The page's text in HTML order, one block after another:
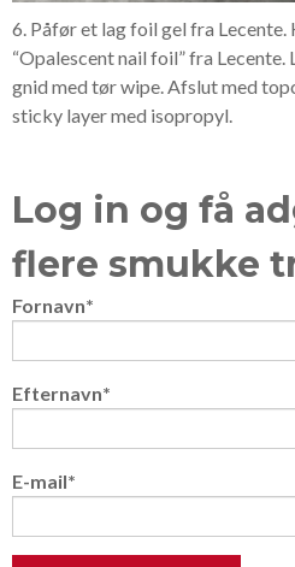
6. Påfør et lag foil gel fra
“Opalescent nail foil” fra
gnid med tør wipe. Afslut med
sticky layer med isopropyl.
Log in og få
flere smukke
Fornavn*
Efternavn*
E-mail*